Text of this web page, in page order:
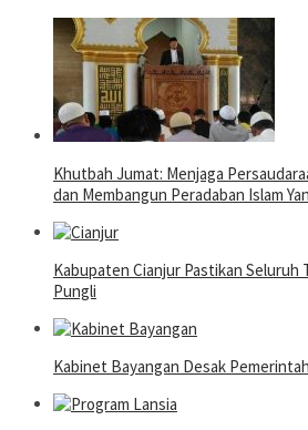
Khutbah Jumat: Menjaga
dan Membangun Peradaban Islam
Kabupaten Cianjur Pastikan Seluruh
Pungli
Kabinet Bayangan Desak